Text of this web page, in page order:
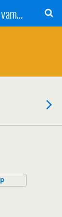
Radio Gradačac - 56 godina sa vama...